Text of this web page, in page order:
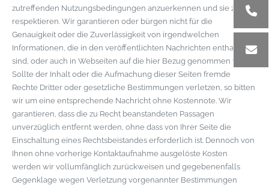
zutreffenden Nutzungsbedingungen anzuerkennen und sie zu
respektieren. Wir garantieren oder bürgen nicht für die
Genauigkeit oder die Zuverlässigkeit von irgendwelchen
Informationen, die in den veröffentlichten Nachrichten enthalten
sind, oder auch in Webseiten auf die hier Bezug genommen wird.
Sollte der Inhalt oder die Aufmachung dieser Seiten fremde
Rechte Dritter oder gesetzliche Bestimmungen verletzen, so bitten
wir um eine entsprechende Nachricht ohne Kostennote. Wir
garantieren, dass die zu Recht beanstandeten Passagen
unverzüglich entfernt werden, ohne dass von Ihrer Seite die
Einschaltung eines Rechtsbeistandes erforderlich ist. Dennoch von
Ihnen ohne vorherige Kontaktaufnahme ausgelöste Kosten
werden wir vollumfänglich zurückweisen und gegebenenfalls
Gegenklage wegen Verletzung vorgenannter Bestimmungen